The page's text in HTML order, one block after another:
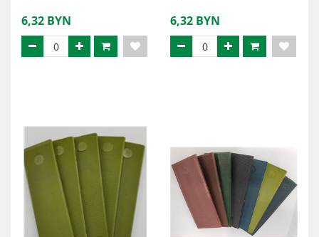
6,32 BYN
6,32 BYN